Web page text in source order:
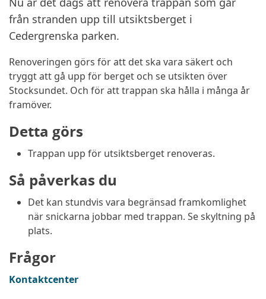
från stranden upp till utsiktsberget i
Cedergrenska parken.
Renoveringen görs för att det ska vara säkert och
tryggt att gå upp för berget och se utsikten över
Stocksundet. Och för att trappan ska hålla i många år
framöver.
Detta görs
Trappan upp för utsiktsberget renoveras.
Så påverkas du
Det kan stundvis vara begränsad framkomlighet
när snickarna jobbar med trappan. Se skyltning på
plats.
Frågor
Kontaktcenter